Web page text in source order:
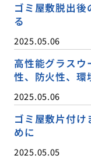
ゴミ屋敷脱出
る
2025.05.06
高性能グラスウ
性、防火性、環
2025.05.06
ゴミ屋敷片付
めに
2025.05.05